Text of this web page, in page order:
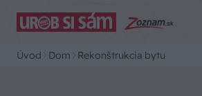
Úvod Dom Rekonštrukcia bytu